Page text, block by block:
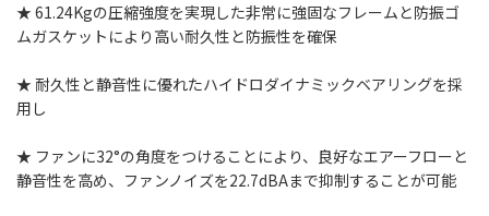
★ 61.24Kgの圧縮強度を実現した非常に強固なフレームと防振ゴ
ムガスケットにより高い耐久性と防振性を確保
★ 耐久性と静音性に優れたハイドロダイナミックベアリングを採
用し
★ ファンに32°の角度をつけることにより、良好なエアーフローと
静音性を高め、ファンノイズを22.7dBAまで抑制することが可能